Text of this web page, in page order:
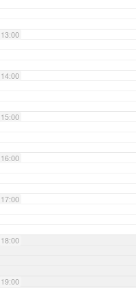
13:00
14:00
15:00
16:00
17:00
18:00
19:00